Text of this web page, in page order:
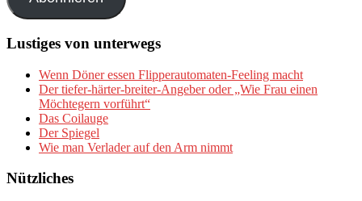
Lustiges von unterwegs
Wenn Döner essen Flipperautomaten-Feeling macht
Der tiefer-härter-breiter-Angeber oder „Wie Frau einen
Möchtegern vorführt“
Das Coilauge
Der Spiegel
Wie man Verlader auf den Arm nimmt
Nützliches